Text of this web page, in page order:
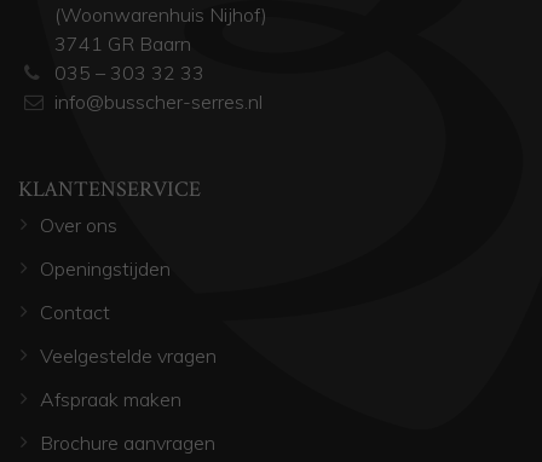
(Woonwarenhuis Nijhof)
3741 GR Baarn
035 – 303 32 33
info@busscher-serres.nl
KLANTENSERVICE
Over ons
Openingstijden
Contact
Veelgestelde vragen
Afspraak maken
Brochure aanvragen